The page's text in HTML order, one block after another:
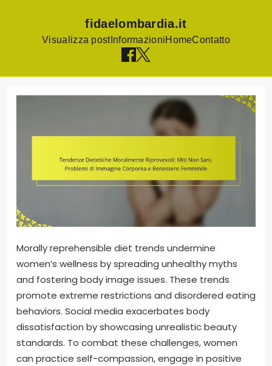
fidaelombardia.it
Visualizza postInformazioniHomeContatto
Morally reprehensible diet trends undermine
women’s wellness by spreading unhealthy myths
and fostering body image issues. These trends
promote extreme restrictions and disordered eating
behaviors. Social media exacerbates body
dissatisfaction by showcasing unrealistic beauty
standards. To combat these challenges, women
can practice self-compassion, engage in positive